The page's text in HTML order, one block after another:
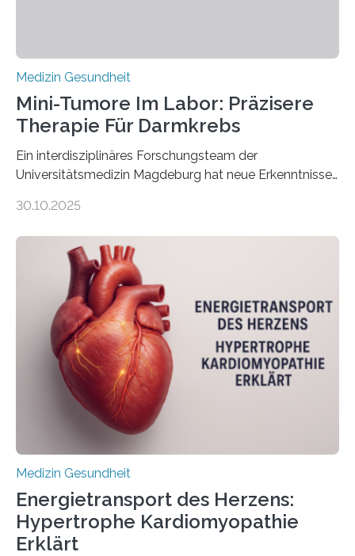
Medizin Gesundheit
Mini-Tumore Im Labor: Präzisere
Therapie Für Darmkrebs
Ein interdisziplinäres Forschungsteam der
Universitätsmedizin Magdeburg hat neue Erkenntnisse
behandelt werden kann. In ihrer aktuellen Studie,
Oncology, zeigen die Forschenden, dass Mini-Tumore
aus Gewebe von Patientinnen und Patienten –
sogenannte Organoide – genutzt werden können, um
vorab zu prüfen, welche Medikamente am besten
wirken. Dabei wurde ein Eiweiß identifiziert, das künftig
als Biomarker für die Wahl der passenden Therapie
dienen könnte. Darmkrebs zählt weltweit zu den
häufigsten Krebsarten und stellt…
30.10.2025
Medizin Gesundheit
Energietransport des Herzens:
Hypertrophe Kardiomyopathie
Erklärt